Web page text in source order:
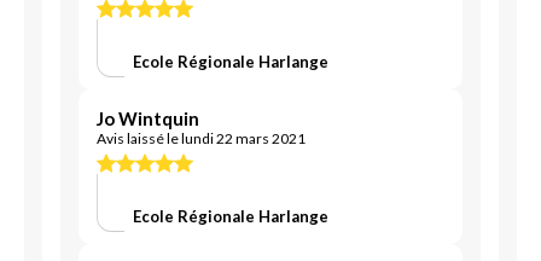
Ecole Régionale Harlange
Jo Wintquin
Avis laissé le lundi 22 mars 2021
Ecole Régionale Harlange